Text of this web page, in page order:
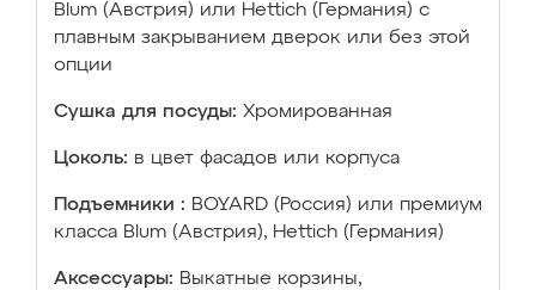
Blum (Австрия) или Hettich (Германия) с
плавным закрыванием дверок или без этой
опции
Сушка для посуды: Хромированная
Цоколь: в цвет фасадов или корпуса
Подъемники : BOYARD (Россия) или премиум
класса Blum (Австрия), Hettich (Германия)
Аксессуары: Выкатные корзины,